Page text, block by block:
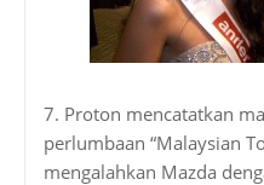
7. Proton mencatatkan
perlumbaan “Malaysian
mengalahkan Mazda